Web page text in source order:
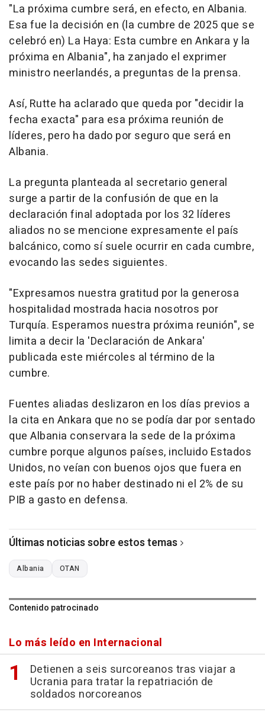
"La próxima cumbre será, en efecto, en Albania.
Esa fue la decisión en (la cumbre de 2025 que se
celebró en) La Haya: Esta cumbre en Ankara y la
próxima en Albania", ha zanjado el exprimer
ministro neerlandés, a preguntas de la prensa.
Así, Rutte ha aclarado que queda por "decidir la
fecha exacta" para esa próxima reunión de
líderes, pero ha dado por seguro que será en
Albania.
La pregunta planteada al secretario general
surge a partir de la confusión de que en la
declaración final adoptada por los 32 líderes
aliados no se mencione expresamente el país
balcánico, como sí suele ocurrir en cada cumbre,
evocando las sedes siguientes.
"Expresamos nuestra gratitud por la generosa
hospitalidad mostrada hacia nosotros por
Turquía. Esperamos nuestra próxima reunión", se
limita a decir la 'Declaración de Ankara'
publicada este miércoles al término de la
cumbre.
Fuentes aliadas deslizaron en los días previos a
la cita en Ankara que no se podía dar por sentado
que Albania conservara la sede de la próxima
cumbre porque algunos países, incluido Estados
Unidos, no veían con buenos ojos que fuera en
este país por no haber destinado ni el 2% de su
PIB a gasto en defensa.
Últimas noticias sobre estos temas
Albania OTAN
Contenido patrocinado
Lo más leído en Internacional
Detienen a seis surcoreanos tras viajar a
Ucrania para tratar la repatriación de
soldados norcoreanos